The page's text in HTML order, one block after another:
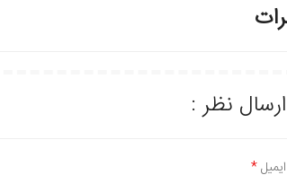
ارسال نظر :
ایمیل